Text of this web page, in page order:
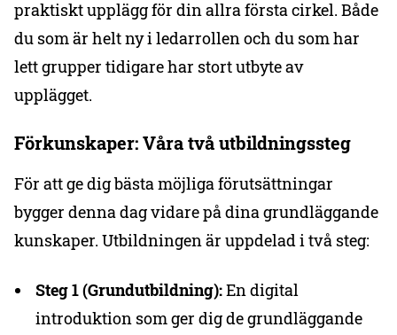
praktiskt upplägg för din allra första cirkel. Både
du som är helt ny i ledarrollen och du som har
lett grupper tidigare har stort utbyte av
upplägget.
Förkunskaper: Våra två utbildningssteg
För att ge dig bästa möjliga förutsättningar
bygger denna dag vidare på dina grundläggande
kunskaper. Utbildningen är uppdelad i två steg:
Steg 1 (Grundutbildning):En digital
introduktion som ger dig de grundläggande